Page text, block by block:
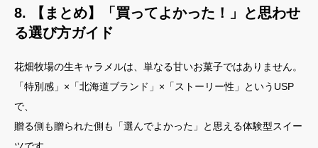
8. 【まとめ】「買ってよかった！」と思わせ
る選び方ガイド
花畑牧場の生キャラメルは、単なる甘いお菓子ではありません。
「特別感」×「北海道ブランド」×「ストーリー性」というUSP
で、
贈る側も贈られた側も「選んでよかった」と思える体験型スイー